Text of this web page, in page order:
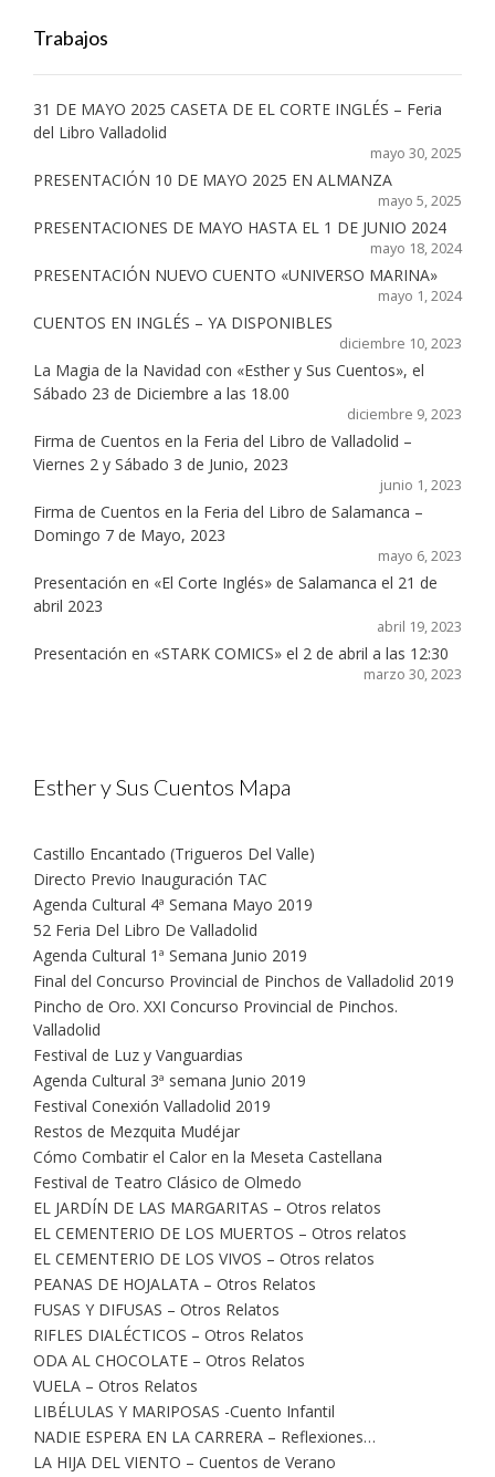
Trabajos
31 DE MAYO 2025 CASETA DE EL CORTE INGLÉS – Feria
del Libro Valladolid
mayo 30, 2025
PRESENTACIÓN 10 DE MAYO 2025 EN ALMANZA
mayo 5, 2025
PRESENTACIONES DE MAYO HASTA EL 1 DE JUNIO 2024
mayo 18, 2024
PRESENTACIÓN NUEVO CUENTO «UNIVERSO MARINA»
mayo 1, 2024
CUENTOS EN INGLÉS – YA DISPONIBLES
diciembre 10, 2023
La Magia de la Navidad con «Esther y Sus Cuentos», el
Sábado 23 de Diciembre a las 18.00
diciembre 9, 2023
Firma de Cuentos en la Feria del Libro de Valladolid –
Viernes 2 y Sábado 3 de Junio, 2023
junio 1, 2023
Firma de Cuentos en la Feria del Libro de Salamanca –
Domingo 7 de Mayo, 2023
mayo 6, 2023
Presentación en «El Corte Inglés» de Salamanca el 21 de
abril 2023
abril 19, 2023
Presentación en «STARK COMICS» el 2 de abril a las 12:30
marzo 30, 2023
Esther y Sus Cuentos Mapa
Castillo Encantado (Trigueros Del Valle)
Directo Previo Inauguración TAC
Agenda Cultural 4ª Semana Mayo 2019
52 Feria Del Libro De Valladolid
Agenda Cultural 1ª Semana Junio 2019
Final del Concurso Provincial de Pinchos de Valladolid 2019
Pincho de Oro. XXI Concurso Provincial de Pinchos.
Valladolid
Festival de Luz y Vanguardias
Agenda Cultural 3ª semana Junio 2019
Festival Conexión Valladolid 2019
Restos de Mezquita Mudéjar
Cómo Combatir el Calor en la Meseta Castellana
Festival de Teatro Clásico de Olmedo
EL JARDÍN DE LAS MARGARITAS – Otros relatos
EL CEMENTERIO DE LOS MUERTOS – Otros relatos
EL CEMENTERIO DE LOS VIVOS – Otros relatos
PEANAS DE HOJALATA – Otros Relatos
FUSAS Y DIFUSAS – Otros Relatos
RIFLES DIALÉCTICOS – Otros Relatos
ODA AL CHOCOLATE – Otros Relatos
VUELA – Otros Relatos
LIBÉLULAS Y MARIPOSAS -Cuento Infantil
NADIE ESPERA EN LA CARRERA – Reflexiones…
LA HIJA DEL VIENTO – Cuentos de Verano